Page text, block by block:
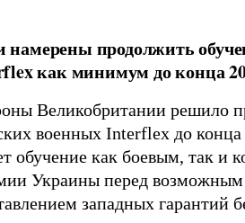
намерены продолжить
как минимум до конца
Великобритании решило
военных Interflex до конца
обучение как боевым, так и
Украины перед
западных гарантий